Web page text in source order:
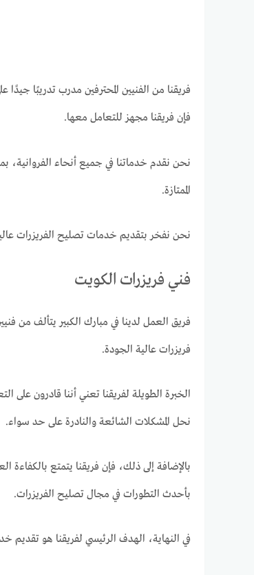
فريقنا من الفنيين المحترفين مدرب تدريبًا
فإن فريقنا مجهز للتعامل معها.
نحن نقدم خدماتنا في جميع أنحاء الفروانية،
الممتازة.
نحن نفخر بتقديم خدمات تصليح الفريزرات
فني فريزرات الكويت
فريق العمل لدينا في مبارك الكبير يتألف من
فريزرات عالية الجودة.
الخبرة الطويلة لفريقنا تعني أننا قادرون
نحل المشكلات الشائعة والنادرة على حد سواء.
بالإضافة إلى ذلك، فإن فريقنا يتمتع
بأحدث التطورات في مجال تصليح الفريزرات.
في النهاية، الهدف الرئيسي لفريقنا هو تقديم